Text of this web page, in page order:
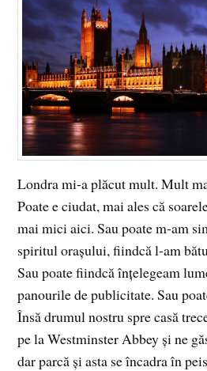
Londra mi-a plăcut mult. Mult
Poate e ciudat, mai ales că
mai mici aici. Sau poate m-am
spiritul oraşului, fiindcă l-am
Sau poate fiindcă înţelegeam
panourile de publicitate. Sau
Însă drumul nostru spre casă
pe la Westminster Abbey şi ne
dar parcă şi asta se încadra în